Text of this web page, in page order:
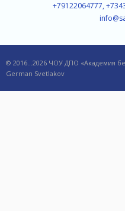
+79122064777,
© 2016…2026 ЧОУ ДПО «Академия
German Svetlakov